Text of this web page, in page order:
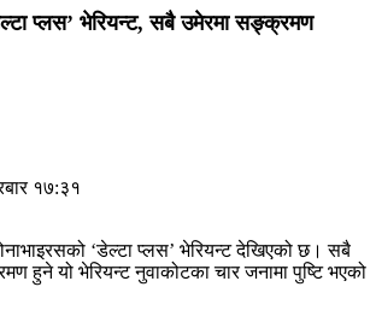
प्लस’ भेरियन्ट, सबै उमेरमा सङ्क्रमण
१७:३१
‘डेल्टा प्लस’ भेरियन्ट देखिएको छ। सबै
हुने यो भेरियन्ट नुवाकोटका चार जनामा पुष्टि भएको